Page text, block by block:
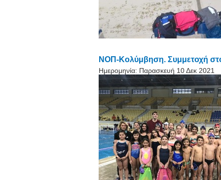
ΝΟΠ-Κολύμβηση. Συμμετοχή
Ημερομηνία: Παρασκευή 10 Δεκ 2021